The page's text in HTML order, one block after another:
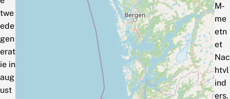
twe
ede
gen
erat
ie in
aug
ust
M‑
me
etn
et
Nac
htvl
ind
ers.